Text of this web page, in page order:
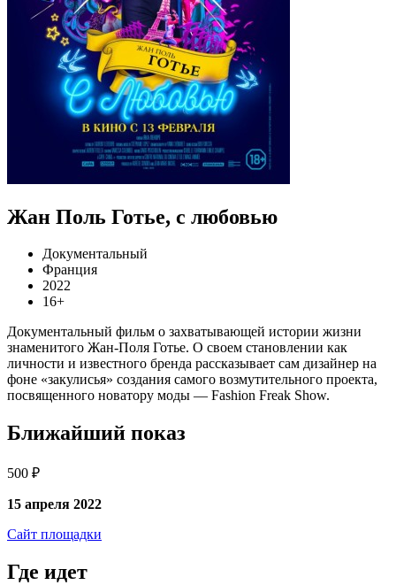
Жан Поль Готье, с любовью
Документальный
Франция
2022
16+
Документальный фильм о захватывающей истории жизни
знаменитого Жан-Поля Готье. О своем становлении как
личности и известного бренда рассказывает сам дизайнер на
фоне «закулисья» создания самого возмутительного проекта,
посвященного новатору моды — Fashion Freak Show.
Ближайший показ
500 ₽
15 апреля 2022
Сайт площадки
Где идет